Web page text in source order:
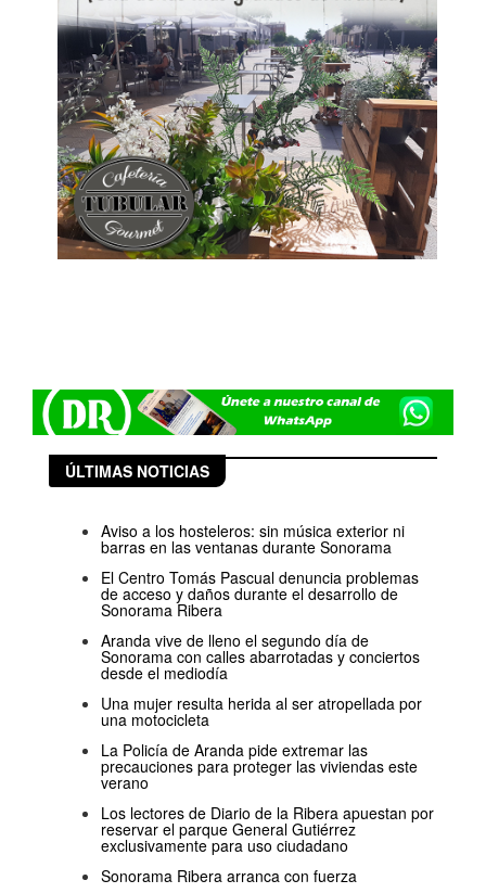
ÚLTIMAS NOTICIAS
Aviso a los hosteleros: sin música exterior ni
barras en las ventanas durante Sonorama
El Centro Tomás Pascual denuncia problemas
de acceso y daños durante el desarrollo de
Sonorama Ribera
Aranda vive de lleno el segundo día de
Sonorama con calles abarrotadas y conciertos
desde el mediodía
Una mujer resulta herida al ser atropellada por
una motocicleta
La Policía de Aranda pide extremar las
precauciones para proteger las viviendas este
verano
Los lectores de Diario de la Ribera apuestan por
reservar el parque General Gutiérrez
exclusivamente para uso ciudadano
Sonorama Ribera arranca con fuerza